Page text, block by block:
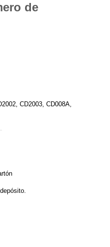
de
CD2003, CD008A,